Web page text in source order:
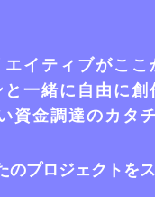
イティブがこ
と一緒に自由に創
資金調達のカタ
のプロジェクトを